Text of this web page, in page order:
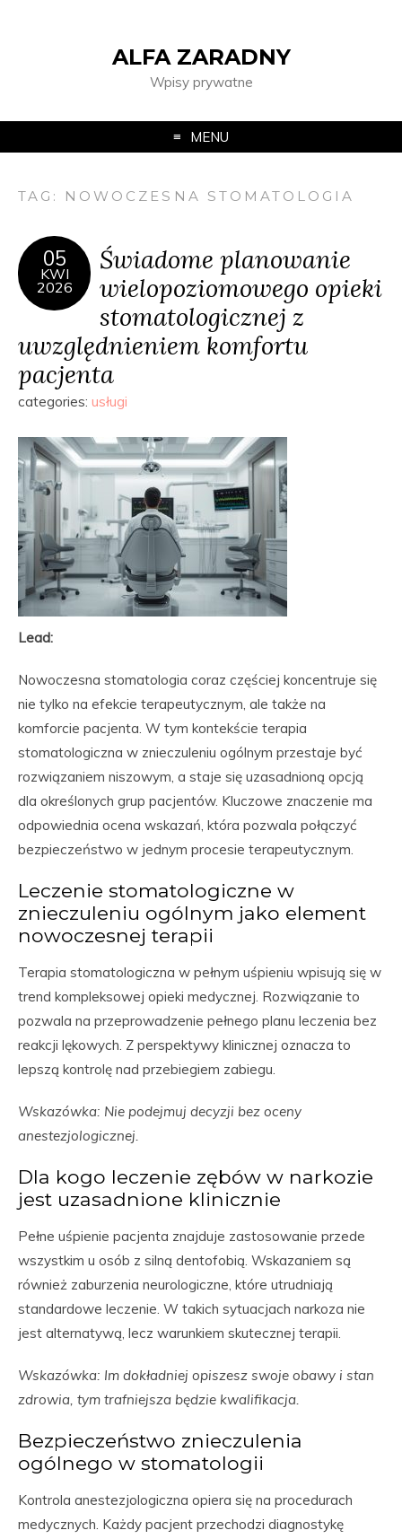
ALFA ZARADNY
Wpisy prywatne
MENU
TAG: NOWOCZESNA STOMATOLOGIA
05
KWI
2026
Świadome planowanie
wielopoziomowego opieki
stomatologicznej z
uwzględnieniem komfortu
pacjenta
categories: usługi
Lead:
Nowoczesna stomatologia coraz częściej koncentruje się
nie tylko na efekcie terapeutycznym, ale także na
komforcie pacjenta. W tym kontekście terapia
stomatologiczna w znieczuleniu ogólnym przestaje być
rozwiązaniem niszowym, a staje się uzasadnioną opcją
dla określonych grup pacjentów. Kluczowe znaczenie ma
odpowiednia ocena wskazań, która pozwala połączyć
bezpieczeństwo w jednym procesie terapeutycznym.
Leczenie stomatologiczne w
znieczuleniu ogólnym jako element
nowoczesnej terapii
Terapia stomatologiczna w pełnym uśpieniu wpisują się w
trend kompleksowej opieki medycznej. Rozwiązanie to
pozwala na przeprowadzenie pełnego planu leczenia bez
reakcji lękowych. Z perspektywy klinicznej oznacza to
lepszą kontrolę nad przebiegiem zabiegu.
Wskazówka: Nie podejmuj decyzji bez oceny
anestezjologicznej.
Dla kogo leczenie zębów w narkozie
jest uzasadnione klinicznie
Pełne uśpienie pacjenta znajduje zastosowanie przede
wszystkim u osób z silną dentofobią. Wskazaniem są
również zaburzenia neurologiczne, które utrudniają
standardowe leczenie. W takich sytuacjach narkoza nie
jest alternatywą, lecz warunkiem skutecznej terapii.
Wskazówka: Im dokładniej opiszesz swoje obawy i stan
zdrowia, tym trafniejsza będzie kwalifikacja.
Bezpieczeństwo znieczulenia
ogólnego w stomatologii
Kontrola anestezjologiczna opiera się na procedurach
medycznych. Każdy pacjent przechodzi diagnostykę